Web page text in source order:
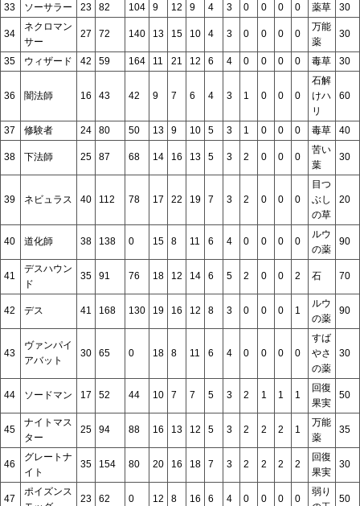
33 ソーサラー 23 82 104 9 12 9 4 3 0 0 0 0 薬草 30
34
ネクロマン
サー
27 72 140 13 15 10 4 3 0 0 0 0
万能
薬
30
35 ウィザード 42 59 164 11 21 12 6 4 0 0 0 0 毒草 30
36 闇法師 16 43 42 9 7 6 4 3 1 0 0 0
石解
けハ
リ
60
37 修験者 24 80 50 13 9 10 5 3 1 0 0 0 毒草 40
38 下法師 25 87 68 14 16 13 5 3 2 0 0 0
苦い
葉
30
39 ネビュラス 40 112 78 17 22 19 7 3 2 0 0 0
目つ
ぶし
の草
20
40 道化師 38 138 0 15 8 11 6 4 0 0 0 0
ルウ
の薬
90
41
デスハウン
ド
35 91 76 18 12 14 6 5 2 0 0 2 石 70
42 デス 41 168 130 19 16 12 8 3 0 0 0 1
ルウ
の薬
90
43
ヴァンパイ
アバット
30 65 0 18 8 11 6 4 0 0 0 0
すば
やさ
の薬
30
44 ソードマン 17 52 44 10 7 7 5 3 2 1 1 1
回復
果実
50
45
ナイトマス
ター
25 94 88 16 13 12 5 3 2 2 2 1
万能
薬
35
46
グレートナ
イト
35 154 80 20 16 18 7 3 2 2 2 2
回復
果実
30
47
ポイズンス
23 62 0 12 8 16 6 4 0 0 0 0
弱り
50